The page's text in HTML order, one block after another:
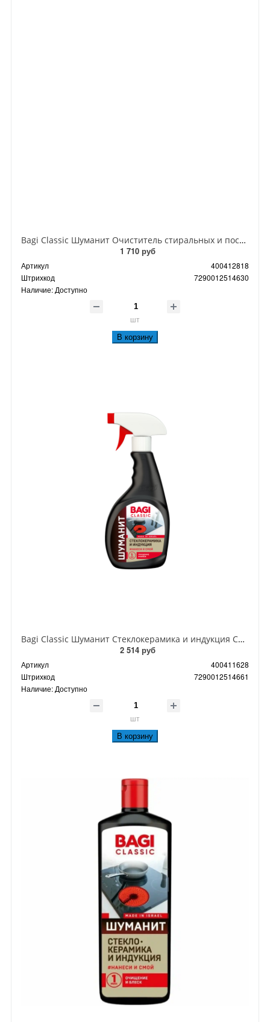
Bagi Classic Шуманит Очиститель стиральных и посудомоечных машин 200 мл
1 710 руб
Артикул
400412818
Штрихкод
7290012514630
Наличие: Доступно
шт
В корзину
Bagi Classic Шуманит Стеклокерамика и индукция Спрей для ухода и очистки индукционных и керасических плит, варочных панелей и посуды 400 мл
2 514 руб
Артикул
400411628
Штрихкод
7290012514661
Наличие:Доступно
шт
В корзину